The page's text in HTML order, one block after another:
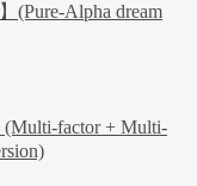
(Pure-Alpha dream
(Multi-factor + Multi-